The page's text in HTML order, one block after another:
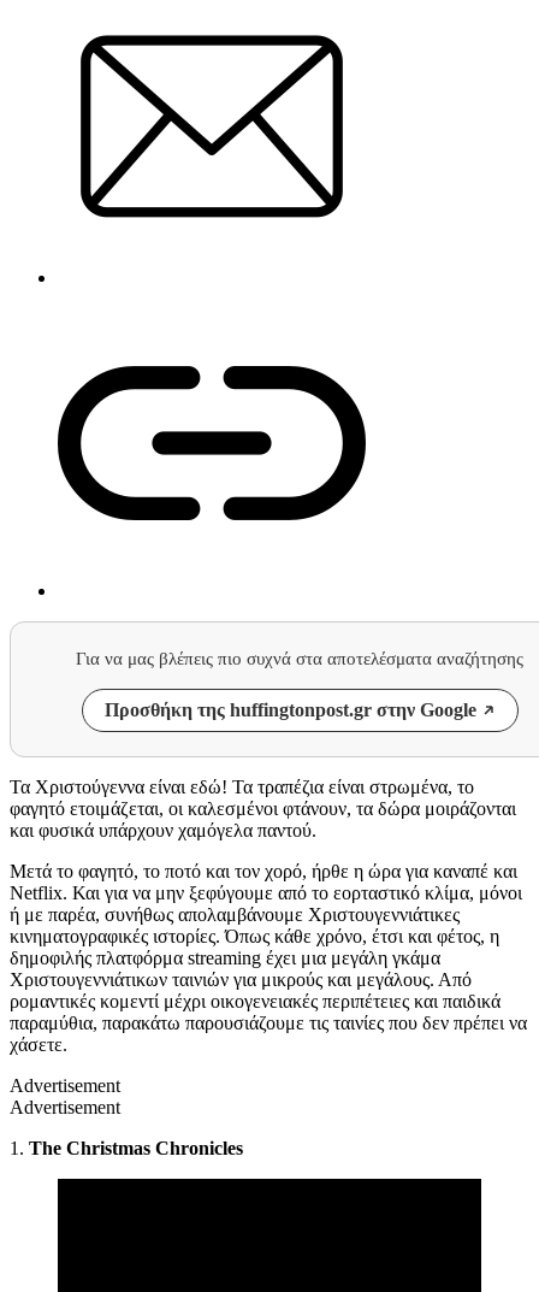
Για να μας βλέπεις πιο συχνά στα αποτελέσματα αναζήτησης
Προσθήκη της huffingtonpost.gr στην Google
Τα Χριστούγεννα είναι εδώ! Τα τραπέζια είναι στρωμένα, το
φαγητό ετοιμάζεται, οι καλεσμένοι φτάνουν, τα δώρα μοιράζονται
και φυσικά υπάρχουν χαμόγελα παντού.
Μετά το φαγητό, το ποτό και τον χορό, ήρθε η ώρα για καναπέ και
Netflix. Και για να μην ξεφύγουμε από το εορταστικό κλίμα, μόνοι
ή με παρέα, συνήθως απολαμβάνουμε Χριστουγεννιάτικες
κινηματογραφικές ιστορίες. Όπως κάθε χρόνο, έτσι και φέτος, η
δημοφιλής πλατφόρμα streaming έχει μια μεγάλη γκάμα
Χριστουγεννιάτικων ταινιών για μικρούς και μεγάλους. Από
ρομαντικές κομεντί μέχρι οικογενειακές περιπέτειες και παιδικά
παραμύθια, παρακάτω παρουσιάζουμε τις ταινίες που δεν πρέπει να
χάσετε.
Advertisement
Advertisement
1. The Christmas Chronicles